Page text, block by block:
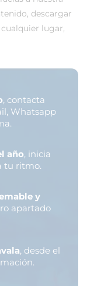
descargar
lugar,
, contacta
Whatsapp
año, inicia
tu ritmo.
y
apartado
, desde el